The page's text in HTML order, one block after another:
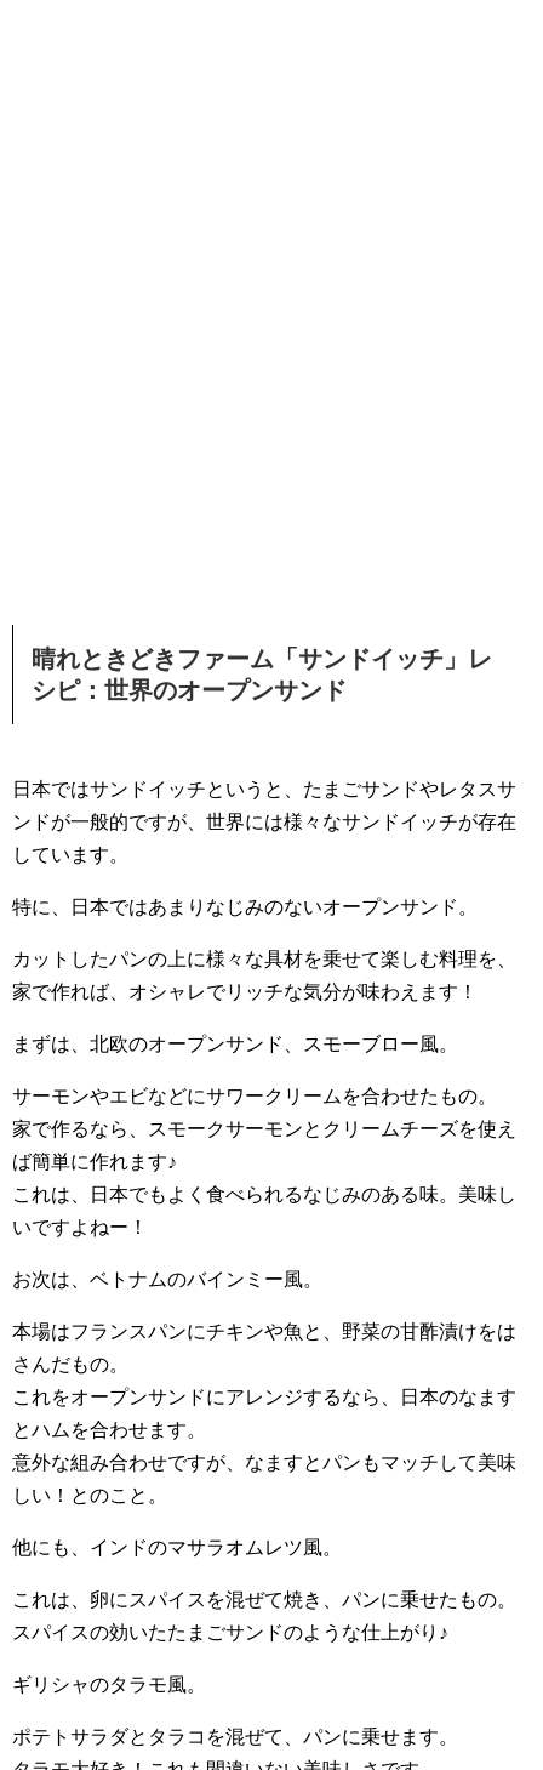
晴れときどきファーム「サンドイッチ」レ
シピ：世界のオープンサンド
日本ではサンドイッチというと、たまごサンドやレタスサ
ンドが一般的ですが、世界には様々なサンドイッチが存在
しています。
特に、日本ではあまりなじみのないオープンサンド。
カットしたパンの上に様々な具材を乗せて楽しむ料理を、
家で作れば、オシャレでリッチな気分が味わえます！
まずは、北欧のオープンサンド、スモーブロー風。
サーモンやエビなどにサワークリームを合わせたもの。
家で作るなら、スモークサーモンとクリームチーズを使え
ば簡単に作れます♪
これは、日本でもよく食べられるなじみのある味。美味し
いですよねー！
お次は、ベトナムのバインミー風。
本場はフランスパンにチキンや魚と、野菜の甘酢漬けをは
さんだもの。
これをオープンサンドにアレンジするなら、日本のなます
とハムを合わせます。
意外な組み合わせですが、なますとパンもマッチして美味
しい！とのこと。
他にも、インドのマサラオムレツ風。
これは、卵にスパイスを混ぜて焼き、パンに乗せたもの。
スパイスの効いたたまごサンドのような仕上がり♪
ギリシャのタラモ風。
ポテトサラダとタラコを混ぜて、パンに乗せます。